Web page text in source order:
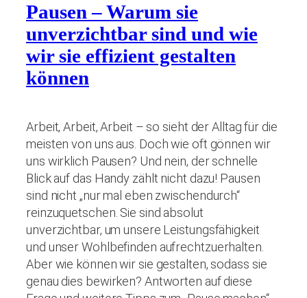
Pausen – Warum sie
unverzichtbar sind und wie
wir sie effizient gestalten
können
Arbeit, Arbeit, Arbeit – so sieht der Alltag für die
meisten von uns aus. Doch wie oft gönnen wir
uns wirklich Pausen? Und nein, der schnelle
Blick auf das Handy zählt nicht dazu! Pausen
sind nicht „nur mal eben zwischendurch“
reinzuquetschen. Sie sind absolut
unverzichtbar, um unsere Leistungsfähigkeit
und unser Wohlbefinden aufrechtzuerhalten.
Aber wie können wir sie gestalten, sodass sie
genau dies bewirken? Antworten auf diese